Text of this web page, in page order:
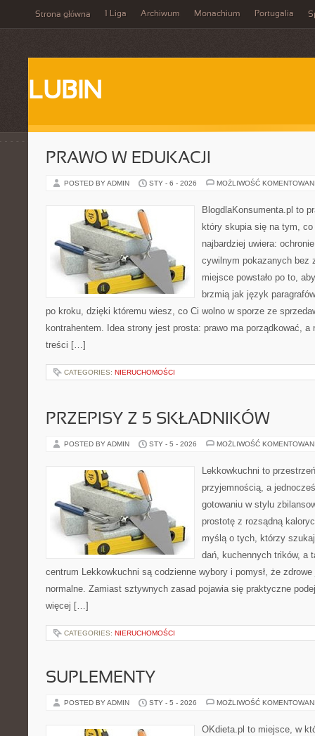
Strona główna 1 Liga Archiwum Monachium Portugalia
LUBIN
PRAWO W EDUKACJI
POSTED BY ADMIN STY - 6 - 2026 MOŻLIWOŚĆ
BlogdlaKonsumenta.pl to
który skupia się na tym,
najbardziej uwiera:
cywilnym pokazanych bez
miejsce powstało po to,
brzmią jak język
po kroku, dzięki któremu wiesz, co Ci wolno w sporze ze
kontrahentem. Idea strony jest prosta: prawo ma porządkować, a
treści […]
CATEGORIES: NIERUCHOMOŚCI
PRZEPISY Z 5 SKŁADNIKÓW
POSTED BY ADMIN STY - 5 - 2026 MOŻLIWOŚĆ
Lekkowkuchni to
przyjemnością, a
gotowaniu w stylu
prostotę z rozsądną
myślą o tych, którzy
dań, kuchennych trików, a
centrum Lekkowkuchni są codzienne wybory i pomysł, że
normalne. Zamiast sztywnych zasad pojawia się praktyczne
więcej […]
CATEGORIES: NIERUCHOMOŚCI
SUPLEMENTY
POSTED BY ADMIN STY - 5 - 2026 MOŻLIWOŚĆ
OKdieta.pl to miejsce, w